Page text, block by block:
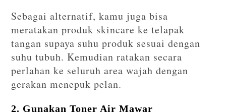
Sebagai alternatif, kamu juga bisa
meratakan produk skincare ke telapak
tangan supaya suhu produk sesuai dengan
suhu tubuh. Kemudian ratakan secara
perlahan ke seluruh area wajah dengan
gerakan menepuk pelan.
2. Gunakan Toner Air Mawar